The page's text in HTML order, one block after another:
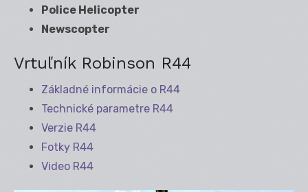
Police Helicopter
Newscopter
Vrtuľník Robinson R44
Základné informácie o R44
Technické parametre R44
Verzie R44
Fotky R44
Video R44